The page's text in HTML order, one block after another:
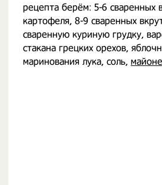
рецепта берём: 5-6 сваренных
картофеля, 8-9 сваренных
сваренную куриную грудку,
стакана грецких орехов,
маринования лука, соль,